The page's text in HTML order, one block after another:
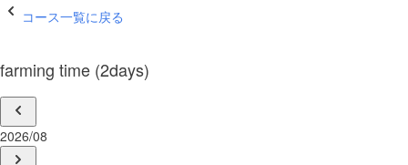
コース一覧に戻る
farming time (2days)
2026/08